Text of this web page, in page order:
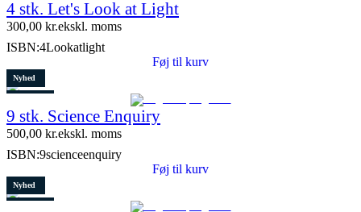
4 stk. Let's Look at Light
300,00 kr.ekskl. moms
ISBN:4Lookatlight
Føj til kurv
Nyhed
10 stk. tilbage
9 stk. Science Enquiry
500,00 kr.ekskl. moms
ISBN:9scienceenquiry
Føj til kurv
Nyhed